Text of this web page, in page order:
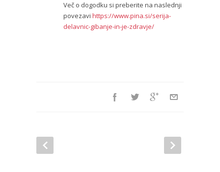
Več o dogodku si preberite na naslednji
povezavi https://www.pina.si/serija-
delavnic-gibanje-in-je-zdravje/